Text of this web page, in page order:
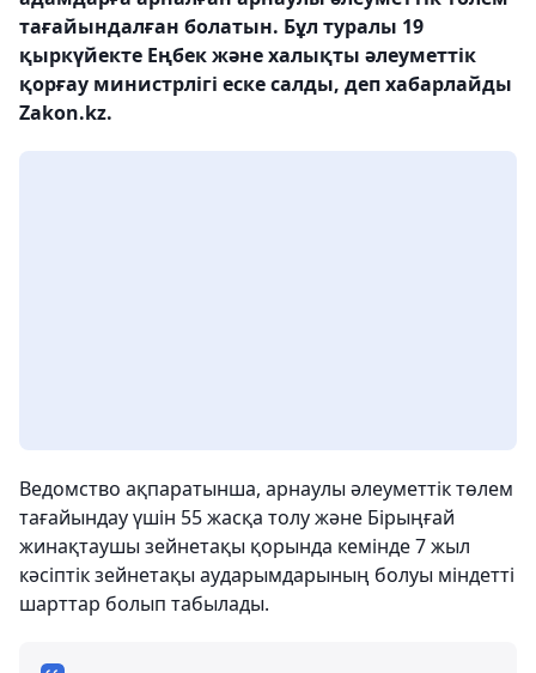
тағайындалған болатын. Бұл туралы 19
қыркүйекте Еңбек және халықты әлеуметтік
қорғау министрлігі еске салды, деп хабарлайды
Zakon.kz.
Ведомство ақпаратынша, арнаулы әлеуметтік төлем
тағайындау үшін 55 жасқа толу және Бірыңғай
жинақтаушы зейнетақы қорында кемінде 7 жыл
кәсіптік зейнетақы аударымдарының болуы міндетті
шарттар болып табылады.